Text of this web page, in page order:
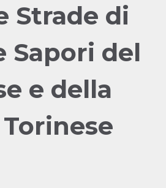
Strade di
Sapori del
e della